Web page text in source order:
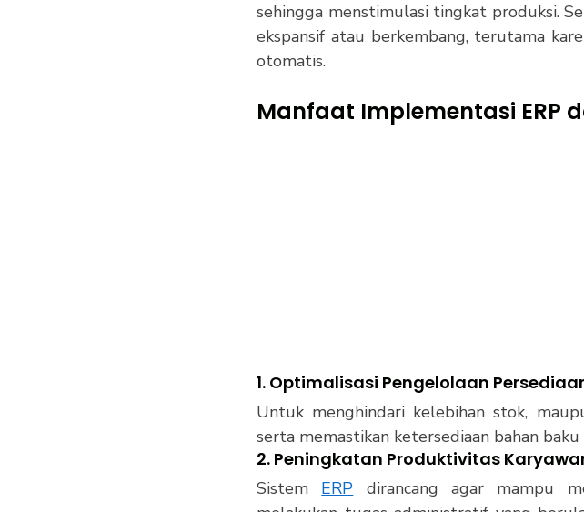
sehingga menstimulasi tingkat produksi.
ekspansif atau berkembang, terutama
otomatis.
Manfaat Implementasi ERP
1. Optimalisasi Pengelolaan
Untuk menghindari kelebihan stok,
serta memastikan ketersediaan bahan
2. Peningkatan Produktivitas
Sistem ERP dirancang agar mampu